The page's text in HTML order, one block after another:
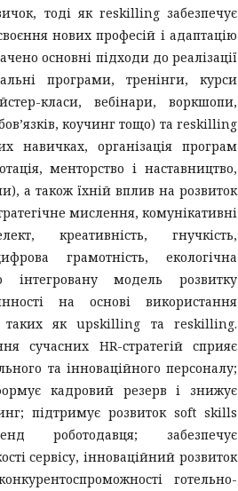
тоді як reskilling забезпечує
нових професій і адаптацію
основні підходи до реалізації
програми, тренінги, курси
класи, вебінари, воркшопи,
коучинг тощо) та reskilling
навичках, організація програм
менторство і наставництво,
а також їхній вплив на розвиток
мислення, комунікативні
креативність, гнучкість,
грамотність, екологічна
інтегровану модель розвитку
на основі використання
таких як upskilling та reskilling.
сучасних HR-стратегій сприяє
та інноваційного персоналу;
кадровий резерв і знижує
підтримує розвиток soft skills
роботодавця; забезпечує
сервісу, інноваційний розвиток
готельно-